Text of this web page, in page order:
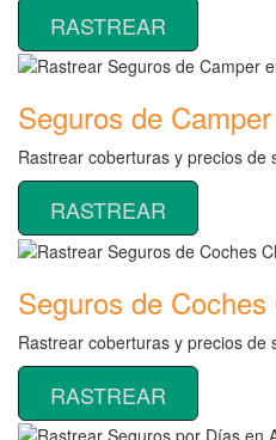
RASTREAR
Seguros de Camper
Rastrear coberturas y precios de
RASTREAR
Seguros de Coches
Rastrear coberturas y precios de
RASTREAR